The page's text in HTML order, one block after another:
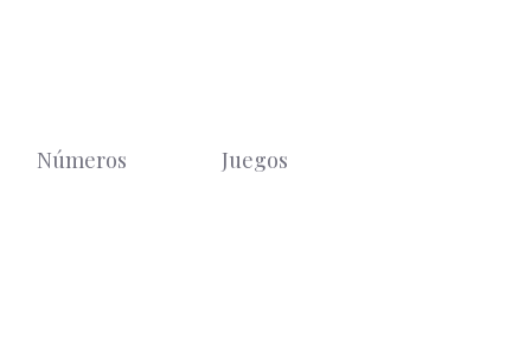
Números Juegos